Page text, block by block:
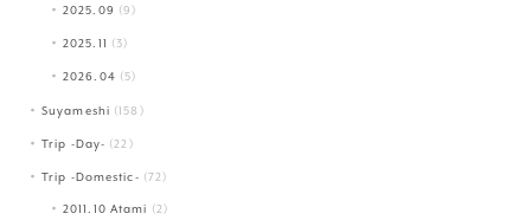
2025.09 (9)
2025.11 (3)
2026.04 (5)
Suyameshi (158)
Trip -Day- (22)
Trip -Domestic- (72)
2011.10 Atami (2)